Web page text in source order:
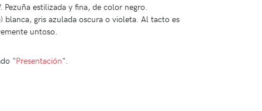
estilizada y fina, de color negro.
gris azulada oscura o violeta. Al tacto es
untoso.
"Presentación".